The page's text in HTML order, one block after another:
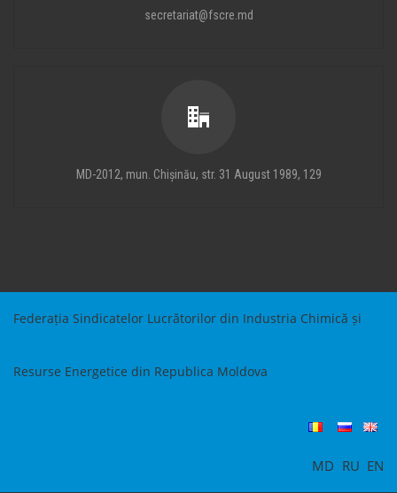
secretariat@fscre.md
MD-2012, mun. Chișinău, str. 31 August 1989, 129
Federația Sindicatelor Lucrătorilor din Industria Chimică și
Resurse Energetice din Republica Moldova
MD RU EN